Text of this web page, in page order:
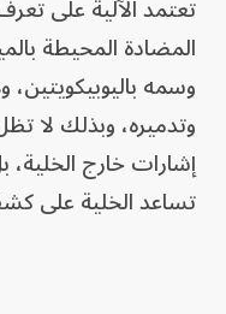
المضادة المحيطة
وسمه
وتدميره، وبذلك لا
إشارات خارج
تساعد الخلية على